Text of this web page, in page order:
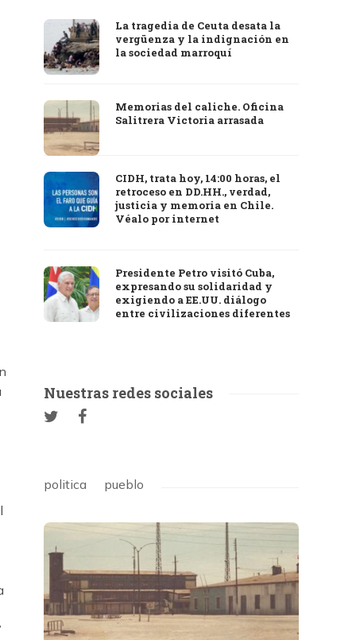
La tragedia de Ceuta desata la
vergüenza y la indignación en
la sociedad marroquí
Memorias del caliche. Oficina
Salitrera Victoria arrasada
CIDH, trata hoy, 14:00 horas, el
retroceso en DD.HH., verdad,
justicia y memoria en Chile.
Véalo por internet
Presidente Petro visitó Cuba,
expresando su solidaridad y
exigiendo a EE.UU. diálogo
entre civilizaciones diferentes
Nuestras redes sociales
politica pueblo